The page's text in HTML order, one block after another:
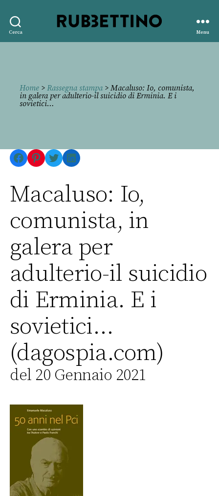
Cerca
editore
Menu
Home > Rassegna stampa> Macaluso: Io, comunista,
in galera per adulterio-il suicidio di Erminia. E i
sovietici…
Facebook
Pinterest
TwitterLinkedIn
Macaluso: Io,
comunista, in
galera per
adulterio-il suicidio
di Erminia. E i
sovietici…
(dagospia.com)
del 20 Gennaio 2021